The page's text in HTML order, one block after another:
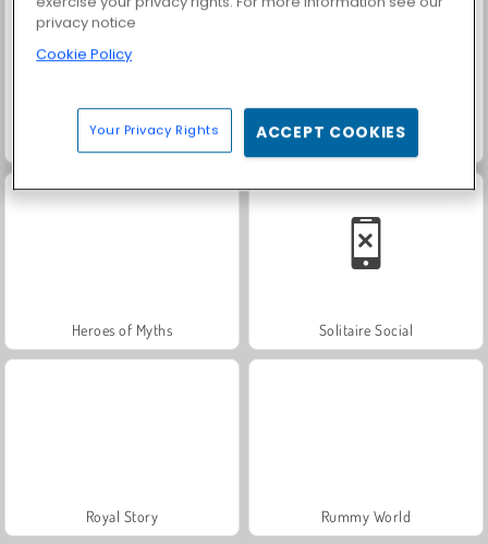
Trollface Quest: USA 2 Farm Merge Valley
Heroes of Myths Solitaire Social
Royal Story Rummy World
privacy notice
Cookie Policy
Your Privacy Rights ACCEPT COOKIES